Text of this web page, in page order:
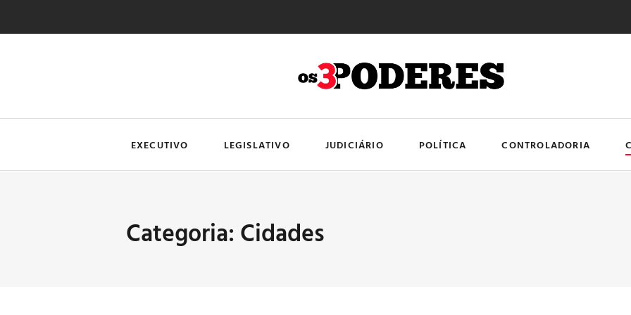
EXECUTIVO LEGISLATIVO JUDICIÁRIO POLÍTICA CONTROLADORIA
Categoria: Cidades